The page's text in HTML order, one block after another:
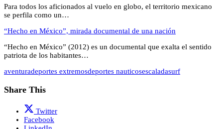
Para todos los aficionados al vuelo en globo, el territorio mexicano
se perfila como un…
“Hecho en México”, mirada documental de una nación
“Hecho en México” (2012) es un documental que exalta el sentido
patriota de los habitantes…
aventuradeportes extremosdeportes nauticosescaladasurf
Share This
Twitter
Facebook